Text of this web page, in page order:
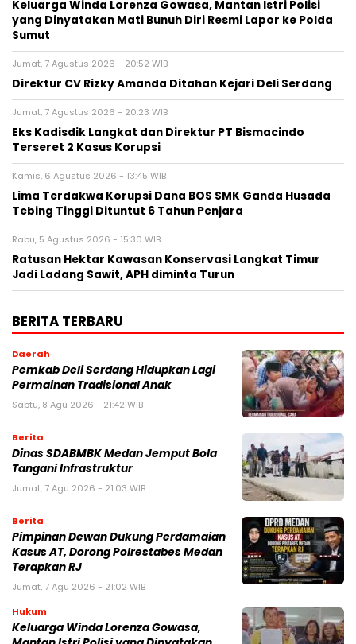
Keluarga Winda Lorenza Gowasa, Mantan Istri Polisi
yang Dinyatakan Mati Bunuh Diri Resmi Lapor ke Polda
Sumut
Jumat, 7 Agustus 2026 - 20:52 WIB
Direktur CV Rizky Amanda Ditahan Kejari Deli Serdang
Jumat, 7 Agustus 2026 - 20:23 WIB
Eks Kadisdik Langkat dan Direktur PT Bismacindo
Terseret 2 Kasus Korupsi
Kamis, 6 Agustus 2026 - 13:45 WIB
Lima Terdakwa Korupsi Dana BOS SMK Ganda Husada
Tebing Tinggi Dituntut 6 Tahun Penjara
Rabu, 5 Agustus 2026 - 15:30 WIB
Ratusan Hektar Kawasan Konservasi Langkat Timur
Jadi Ladang Sawit, APH diminta Turun
BERITA TERBARU
Daerah
Pemkab Deli Serdang Hidupkan Lagi
Permainan Tradisional Anak
Sabtu, 8 Agu 2026 - 21:42 WIB
Berita
Dinas SDABMBK Medan Jemput Bola
Tangani Infrastruktur
Jumat, 7 Agu 2026 - 21:03 WIB
Berita
Pimpinan Dewan Dukung Perdamaian
Kasus AT, Dorong Polrestabes Medan
Terapkan RJ
Jumat, 7 Agu 2026 - 21:02 WIB
Hukum
Keluarga Winda Lorenza Gowasa,